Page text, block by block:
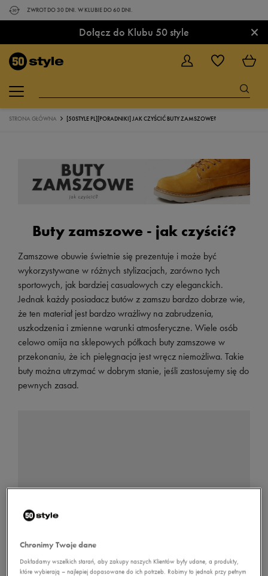
ZWROT DO 30 DNI. W KLUBIE DO 60 DNI.
Dołącz do Klubu 50 style ×
STRONA GŁÓWNA [50STYLE PL][PORADNIKI] JAK CZYŚCIĆ BUTY ZAMSZOWE?
Buty zamszowe - jak czyścić?
Zamszowe obuwie świetnie się prezentuje i może być
wykorzystywane w różnych stylizacjach, zarówno tych
sportowych, jak bardziej casualowych czy eleganckich.
Jednak każdy posiadacz butów z zamszu bardzo dobrze wie,
że ten materiał jest bardzo wrażliwy na zabrudzenia,
uszkodzenia i zmienne warunki atmosferyczne. Wiele osób
celowo omija na sklepowych półkach buty zamszowe w
przekonaniu, że ich pielęgnacja jest wręcz niemożliwa. Takie
buty można utrzymać w dobrym stanie, jeśli zastosujemy się do
pewnych zasad.
Chronimy Twoje dane
Dokładamy wszelkich starań, aby zakupy naszych Klientów były udane, a produkty,
które wybierają – najlepiej dopasowane do ich potrzeb. Robimy to jednak przy pełnym